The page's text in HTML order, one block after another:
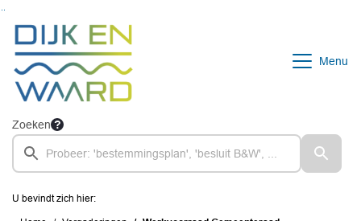
Menu
Zoeken
U bevindt zich hier: